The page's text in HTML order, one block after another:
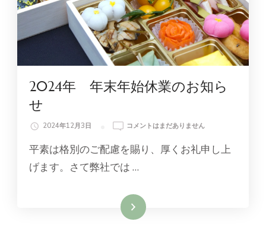
2024年 年末年始休業のお知ら
せ
2024年12月3日
2024
年
年
休
業
の
コメントはまだありません
平素は格別のご配慮を賜り、厚くお礼申し上
げます。さて弊社では …
続きを読む